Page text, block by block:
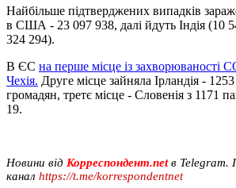
Найбільше підтверджених випадків
в США - 23 097 938, далі йдуть Індія (10
324 294).
В ЄС на перше місце із захворюваності
Чехія. Друге місце зайняла Ірландія -
громадян, третє місце - Словенія з 1171
19.
Новини від Корреспондент.netв Telegram.
канал https://t.me/korrespondentnet